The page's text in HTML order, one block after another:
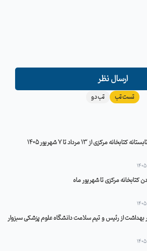
ارسال نظر
تست تب تب دو
مرکزی از 13 مرداد تا 7 شهریور 1405
کتابخانه مرکزی تا شهریور ماه
بهداشت از رئیس و تیم سلامت دانشگاه علوم پزشکی سبزوار